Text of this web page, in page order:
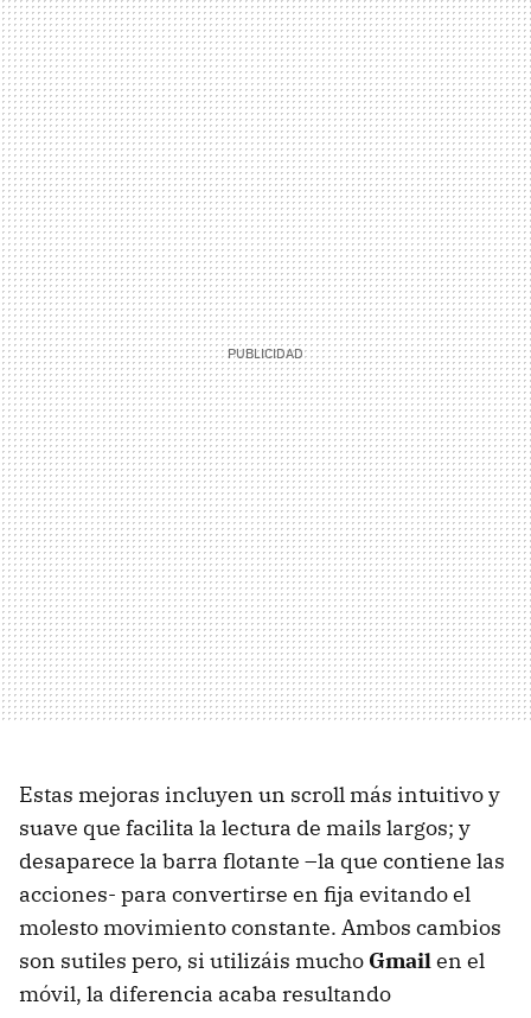
Estas mejoras incluyen un scroll más intuitivo y
suave que facilita la lectura de mails largos; y
desaparece la barra flotante –la que contiene las
acciones- para convertirse en fija evitando el
molesto movimiento constante. Ambos cambios
son sutiles pero, si utilizáis mucho Gmailen el
móvil, la diferencia acaba resultando